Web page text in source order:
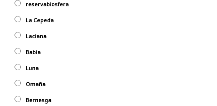
reservabiosfera
La Cepeda
Laciana
Babia
Luna
Omaña
Bernesga